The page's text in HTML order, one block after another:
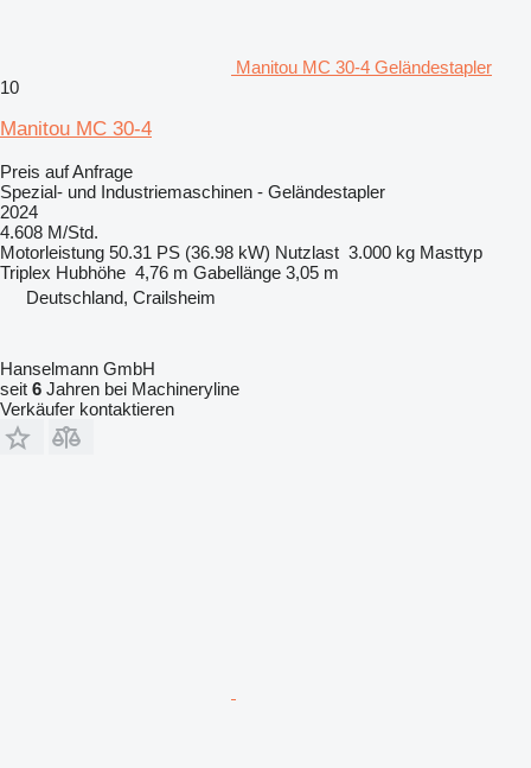
Manitou MC 30-4 Geländestapler
10
Manitou MC 30-4
Preis auf Anfrage
Spezial- und Industriemaschinen - Geländestapler
2024
4.608 M/Std.
Motorleistung 50.31 PS (36.98 kW) Nutzlast 3.000 kg Masttyp
Triplex Hubhöhe 4,76 m Gabellänge 3,05 m
Deutschland, Crailsheim
Hanselmann GmbH
seit 6 Jahren bei Machineryline
Verkäufer kontaktieren